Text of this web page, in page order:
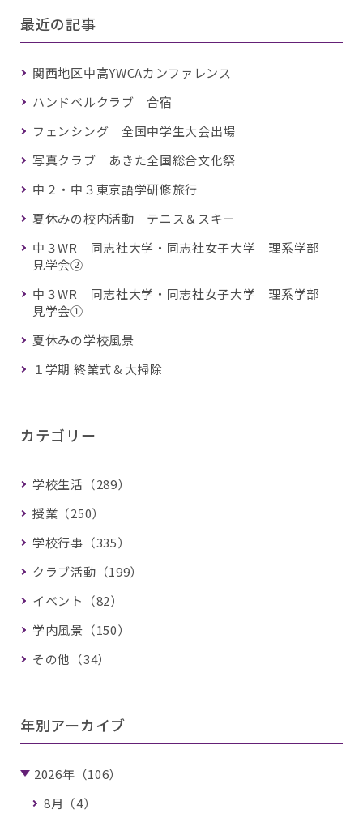
最近の記事
関西地区中高YWCAカンファレンス
ハンドベルクラブ 合宿
フェンシング 全国中学生大会出場
写真クラブ あきた全国総合文化祭
中２・中３東京語学研修旅行
夏休みの校内活動 テニス＆スキー
中３WR 同志社大学・同志社女子大学 理系学部
見学会②
中３WR 同志社大学・同志社女子大学 理系学部
見学会①
夏休みの学校風景
１学期 終業式＆大掃除
カテゴリー
学校生活（289）
授業（250）
学校行事（335）
クラブ活動（199）
イベント（82）
学内風景（150）
その他（34）
年別アーカイブ
2026年（106）
8月（4）